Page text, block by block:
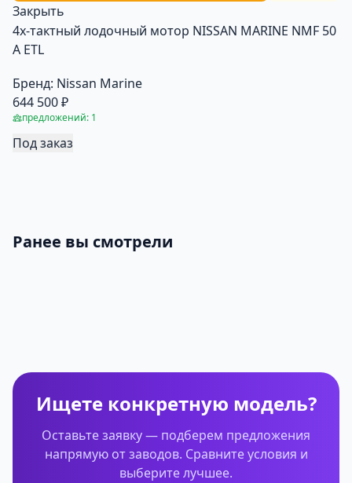
Закрыть
4х-тактный лодочный мотор NISSAN MARINE NMF 50
A ETL
Бренд: Nissan Marine
644 500 ₽
предложений: 1
Под заказ
Ранее вы смотрели
Ищете конкретную модель?
Оставьте заявку — подберем предложения
напрямую от заводов. Сравните условия и
выберите лучшее.